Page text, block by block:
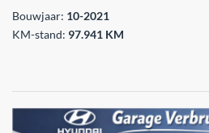
Bouwjaar: 10-2021
KM-stand: 97.941 KM